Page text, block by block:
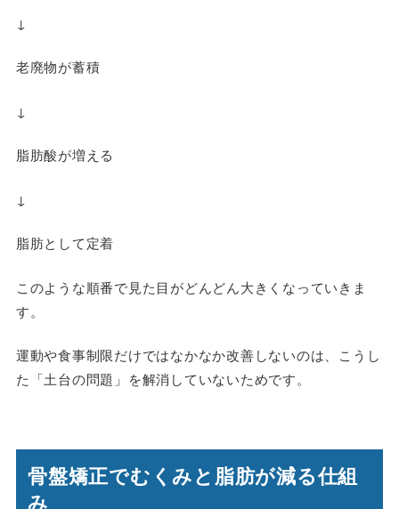
↓
老廃物が蓄積
↓
脂肪酸が増える
↓
脂肪として定着
このような順番で見た目がどんどん大きくなっていきま
す。
運動や食事制限だけではなかなか改善しないのは、こうし
た「土台の問題」を解消していないためです。
骨盤矯正でむくみと脂肪が減る仕組
み